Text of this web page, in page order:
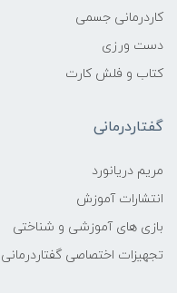
کاردرمانی جسمی
دست ورزی
کتاب و فلش کارت
گفتاردرمانی
مریم دریانورد
انتشارات آموزش
بازی های آموزشی و شناختی
تجهیزات اختصاصی گفتاردرمانی